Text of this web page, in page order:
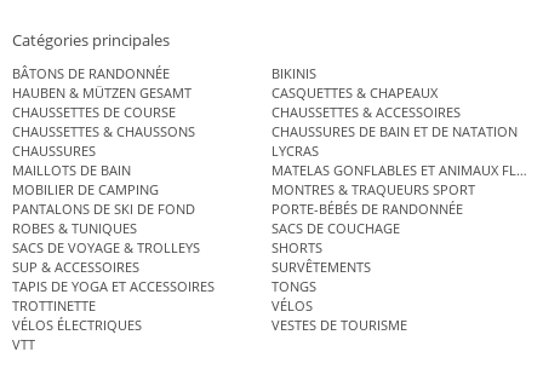
Catégories principales
BÂTONS DE RANDONNÉE
BIKINIS
HAUBEN & MÜTZEN GESAMT
CASQUETTES & CHAPEAUX
CHAUSSETTES DE COURSE
CHAUSSETTES & ACCESSOIRES
CHAUSSETTES & CHAUSSONS
CHAUSSURES DE BAIN ET DE NATATION
CHAUSSURES
LYCRAS
MAILLOTS DE BAIN
MATELAS GONFLABLES ET ANIMAUX
MOBILIER DE CAMPING
MONTRES & TRAQUEURS SPORT
PANTALONS DE SKI DE FOND
PORTE-BÉBÉS DE RANDONNÉE
ROBES & TUNIQUES
SACS DE COUCHAGE
SACS DE VOYAGE & TROLLEYS
SHORTS
SUP & ACCESSOIRES
SURVÊTEMENTS
TAPIS DE YOGA ET ACCESSOIRES
TONGS
TROTTINETTE
VÉLOS
VÉLOS ÉLECTRIQUES
VESTES DE TOURISME
VTT